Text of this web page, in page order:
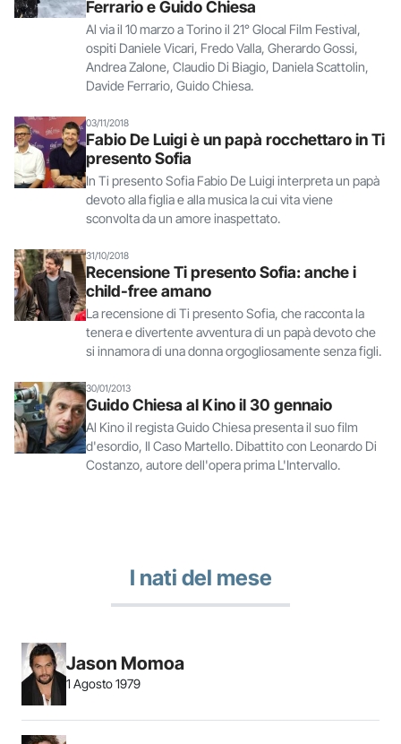
Ferrario e Guido Chiesa
Al via il 10 marzo a Torino il 21° Glocal Film Festival,
ospiti Daniele Vicari, Fredo Valla, Gherardo Gossi,
Andrea Zalone, Claudio Di Biagio, Daniela Scattolin,
Davide Ferrario, Guido Chiesa.
03/11/2018
Fabio De Luigi è un papà rocchettaro in Ti
presento Sofia
In Ti presento Sofia Fabio De Luigi interpreta un papà
devoto alla figlia e alla musica la cui vita viene
sconvolta da un amore inaspettato.
31/10/2018
Recensione Ti presento Sofia: anche i
child-free amano
La recensione di Ti presento Sofia, che racconta la
tenera e divertente avventura di un papà devoto che
si innamora di una donna orgogliosamente senza figli.
30/01/2013
Guido Chiesa al Kino il 30 gennaio
Al Kino il regista Guido Chiesa presenta il suo film
d'esordio, Il Caso Martello. Dibattito con Leonardo Di
Costanzo, autore dell'opera prima L'Intervallo.
I nati del mese
Jason Momoa
1 Agosto 1979